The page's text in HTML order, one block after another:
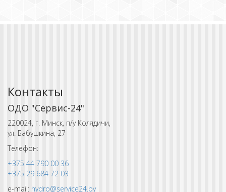
Контакты
ОДО "Сервис-24"
220024, г. Минск, п/у Колядичи,
ул. Бабушкина, 27
Телефон:
+375 44 790 00 36
+375 29 684 72 03
e-mail: hydro@service24.by